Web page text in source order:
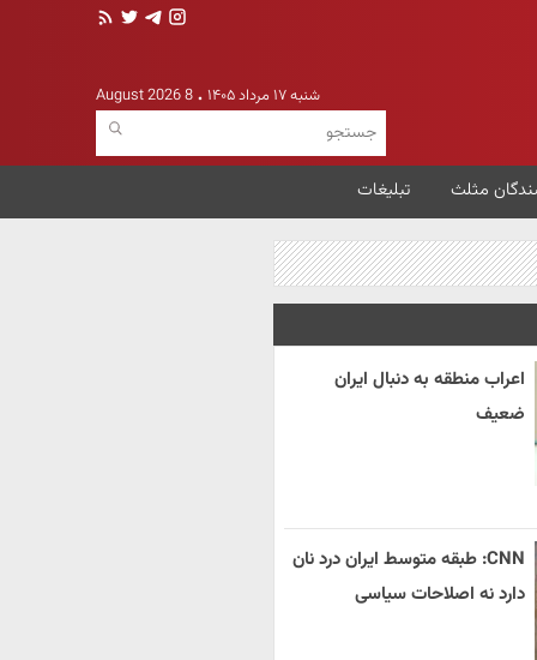
شنبه ۱۷ مرداد ۱۴۰۵ 8 August 2026
مثلث تبلیغات
اعراب منطقه به دنبال ایران
ضعیف
CNN: طبقه متوسط ایران درد نان
دارد نه اصلاحات سیاسی